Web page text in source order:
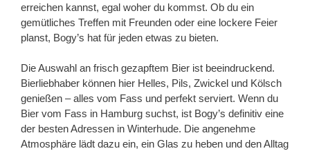
erreichen kannst, egal woher du kommst. Ob du ein
gemütliches Treffen mit Freunden oder eine lockere Feier
planst, Bogy’s hat für jeden etwas zu bieten.
Die Auswahl an frisch gezapftem Bier ist beeindruckend.
Bierliebhaber können hier Helles, Pils, Zwickel und Kölsch
genießen – alles vom Fass und perfekt serviert. Wenn du
Bier vom Fass in Hamburg suchst, ist Bogy’s definitiv eine
der besten Adressen in Winterhude. Die angenehme
Atmosphäre lädt dazu ein, ein Glas zu heben und den Alltag